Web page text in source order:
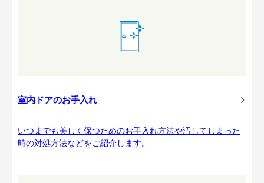
室内ドアのお手入れ
いつまでも美しく保つためのお手入れ方法や汚してしまった
時の対処方法などをご紹介します。